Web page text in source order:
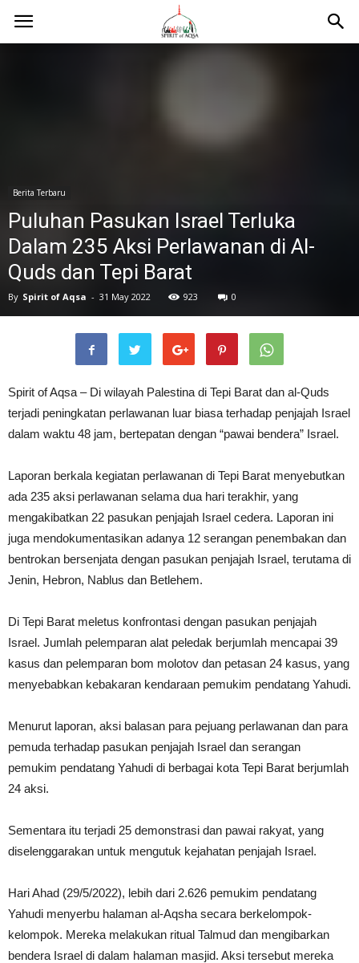
Berita Terbaru
Puluhan Pasukan Israel Terluka
Dalam 235 Aksi Perlawanan di Al-
Quds dan Tepi Barat
By Spirit of Aqsa - 31 May 2022 923 0
Spirit of Aqsa – Di wilayah Palestina di Tepi Barat dan al-Quds
terjadi peningkatan perlawanan luar biasa terhadap penjajah Israel
dalam waktu 48 jam, bertepatan dengan “pawai bendera” Israel.
Laporan berkala kegiatan perlawanan di Tepi Barat menyebutkan
ada 235 aksi perlawanan selama dua hari terakhir, yang
mengakibatkan 22 pasukan penjajah Israel cedera. Laporan ini
juga mendokumentasikan adanya 12 serangan penembakan dan
bentrokan bersenjata dengan pasukan penjajah Israel, terutama di
Jenin, Hebron, Nablus dan Betlehem.
Di Tepi Barat meletus konfrontasi dengan pasukan penjajah
Israel. Jumlah pelemparan alat peledak berjumlah mencapai 39
kasus dan pelemparan bom molotov dan petasan 24 kasus, yang
menyebabkan kebakaran kendaraan pemukim pendatang Yahudi.
Menurut laporan, aksi balasan para pejuang perlawanan dan para
pemuda terhadap pasukan penjajah Israel dan serangan
pemukim pendatang Yahudi di berbagai kota Tepi Barat berjumlah
24 aksi.
Sementara itu terjadi 25 demonstrasi dan pawai rakyat, yang
diselenggarakan untuk mengutuk kejahatan penjajah Israel.
Hari Ahad (29/5/2022), lebih dari 2.626 pemukim pendatang
Yahudi menyerbu halaman al-Aqsha secara berkelompok-
kelompok. Mereka melakukan ritual Talmud dan mengibarkan
bendera Israel di dalam halaman masjid. Aksi tersebut mereka